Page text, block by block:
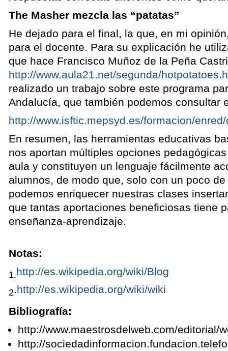
The Masher mezcla las “patatas”
He dejado para el final, la que, en mi
para el docente. Para su explicación he
que hace Francisco Muñoz de la Peña
http://www.aula21.net/segunda/
realizado un trabajo sobre este programa
Andalucía, que también podemos consultar
http://www.isftic.mepsyd.es/formacion/
En resumen, las herramientas educativas
nos aportan múltiples opciones
aula y constituyen un lenguaje fácilmente
alumnos, de modo que, solo con un poco
podemos enriquecer nuestras clases
que tantas aportaciones beneficiosas tiene
enseñanza-aprendizaje.
Notas:
1.http://es.wikipedia.org/wiki/Blog
2 http://es.wikipedia.org/wiki/wiki
Bibliografía:
http://www.maestrosdelweb.com/editorial/
http://